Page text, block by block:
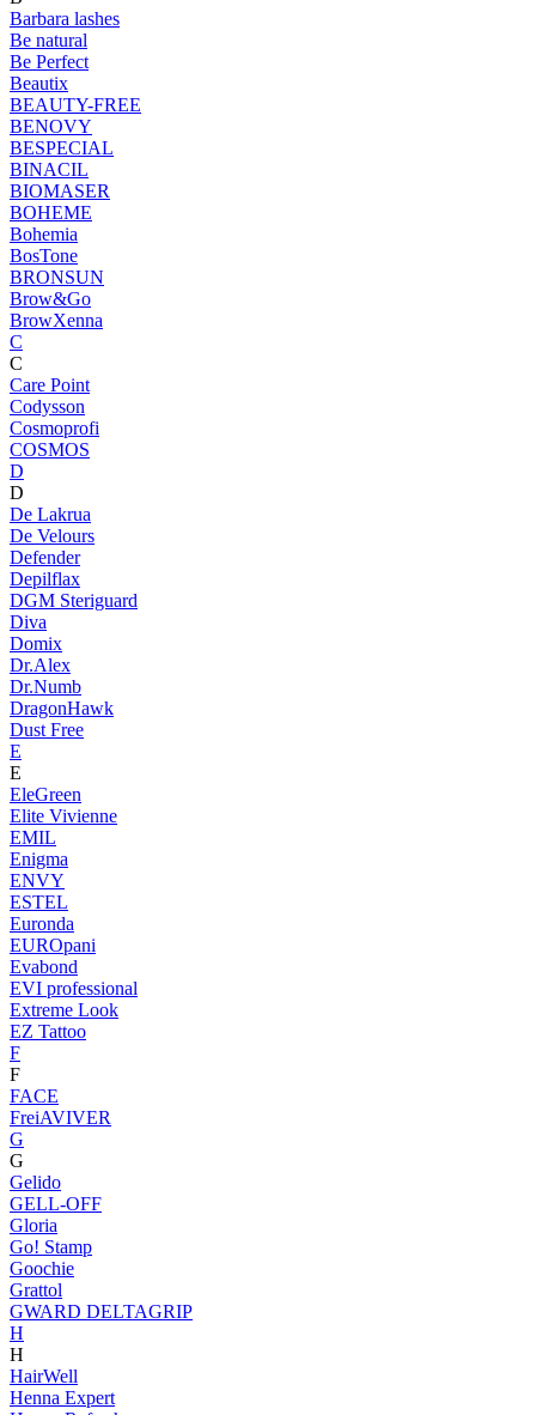
Barbara lashes
Be natural
Be Perfect
Beautix
BEAUTY-FREE
BENOVY
BESPECIAL
BINACIL
BIOMASER
BOHEME
Bohemia
BosTone
BRONSUN
Brow&Go
BrowXenna
C
C
Care Point
Codysson
Cosmoprofi
COSMOS
D
D
De Lakrua
De Velours
Defender
Depilflax
DGM Steriguard
Diva
Domix
Dr.Alex
Dr.Numb
DragonHawk
Dust Free
E
E
EleGreen
Elite Vivienne
EMIL
Enigma
ENVY
ESTEL
Euronda
EUROpani
Evabond
EVI professional
Extreme Look
EZ Tattoo
F
F
FACE
FreiAVIVER
G
G
Gelido
GELL-OFF
Gloria
Go! Stamp
Goochie
Grattol
GWARD DELTAGRIP
H
H
HairWell
Henna Expert